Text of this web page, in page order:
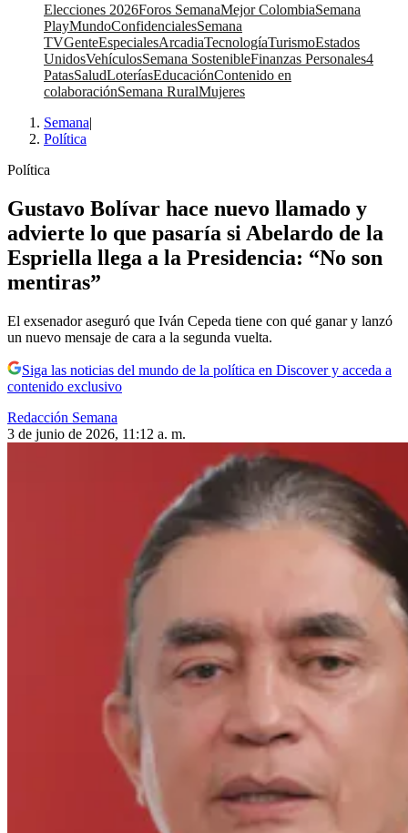
Elecciones 2026Foros SemanaMejor ColombiaSemana
PlayMundoConfidencialesSemana
TVGenteEspecialesArcadiaTecnologíaTurismoEstados
UnidosVehículosSemana SostenibleFinanzas Personales4
PatasSaludLoteríasEducaciónContenido en
colaboraciónSemana RuralMujeres
Semana|
Política
Política
Gustavo Bolívar hace nuevo llamado y
advierte lo que pasaría si Abelardo de la
Espriella llega a la Presidencia: “No son
mentiras”
El exsenador aseguró que Iván Cepeda tiene con qué ganar y lanzó
un nuevo mensaje de cara a la segunda vuelta.
Siga las noticias del mundo de la política en Discover y acceda a
contenido exclusivo
Redacción Semana
3 de junio de 2026, 11:12 a. m.